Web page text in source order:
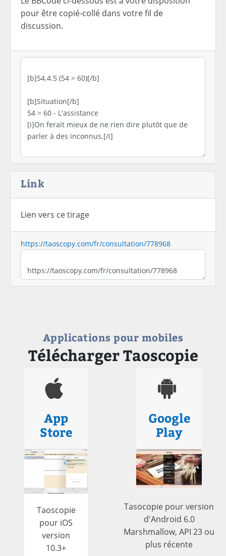
pour être copié-collé dans votre fil de
discussion.
Link
Lien vers ce tirage
https://taoscopy.com/fr/consultation/778968
Applications pour mobiles
Télécharger Taoscopie
App
Store
Taoscopie
pour iOS
version
10.3+
Google
Play
Tasocopie pour version
d'Android 6.0
Marshmallow, API 23 ou
plus récente